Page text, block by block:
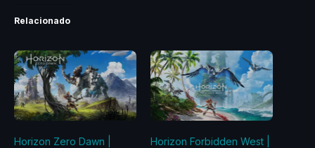
Relacionado
Horizon Zero Dawn |
Horizon Forbidden West |